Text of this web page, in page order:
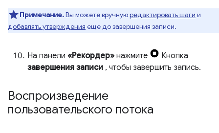
Примечание.Вы можете вручнуюредактировать шаги и
добавлять утверждения еще до завершения записи.
На панели «Рекордер» нажмите
Кнопка
завершения записи , чтобы завершить запись.
Воспроизведение
пользовательского потока